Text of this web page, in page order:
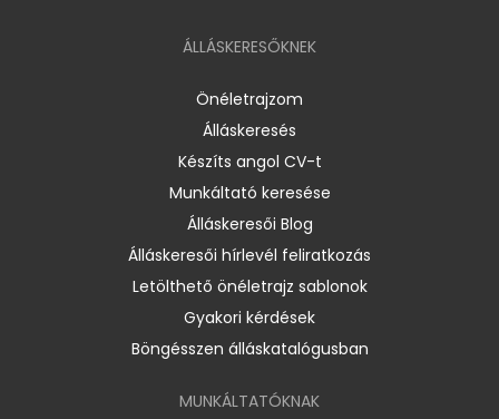
ÁLLÁSKERESŐKNEK
Önéletrajzom
Álláskeresés
Készíts angol CV-t
Munkáltató keresése
Álláskeresői Blog
Álláskeresői hírlevél feliratkozás
Letölthető önéletrajz sablonok
Gyakori kérdések
Böngésszen álláskatalógusban
MUNKÁLTATÓKNAK